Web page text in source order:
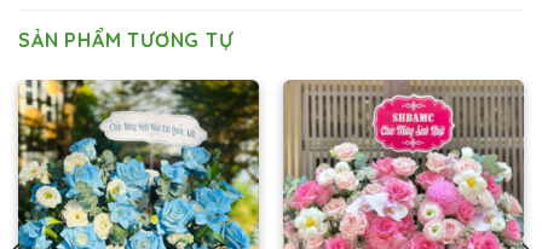
SẢN PHẨM TƯƠNG TỰ